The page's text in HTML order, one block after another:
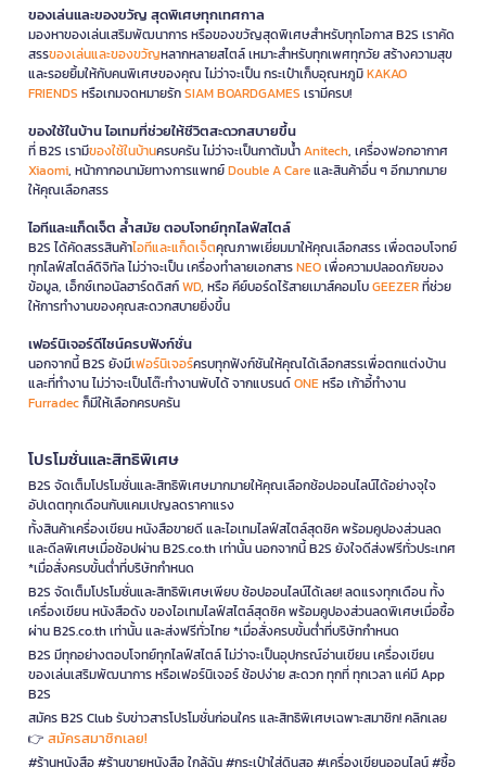
ของเล่นและของขวัญ สุดพิเศษทุกเทศกาล
มองหาของเล่นเสริมพัฒนาการ หรือของขวัญสุดพิเศษสำหรับทุกโอกาส B2S เราคัด
สรรของเล่นและของขวัญหลากหลายสไตล์ เหมาะสำหรับทุกเพศทุกวัย สร้างความสุข
และรอยยิ้มให้กับคนพิเศษของคุณ ไม่ว่าจะเป็น กระเป๋าเก็บอุณหภูมิKAKAO
FRIENDS หรือเกมจดหมายรักSIAM BOARDGAMES เรามีครบ!
ของใช้ในบ้าน ไอเทมที่ช่วยให้ชีวิตสะดวกสบายขึ้น
ที่ B2S เรามีของใช้ในบ้านครบครัน ไม่ว่าจะเป็นกาต้มน้ำAnitech, เครื่องฟอกอากาศ
Xiaomi, หน้ากากอนามัยทางการแพทย์Double A Careและสินค้าอื่น ๆ อีกมากมาย
ให้คุณเลือกสรร
ไอทีและแก็ดเจ็ต ล้ำสมัย ตอบโจทย์ทุกไลฟ์สไตล์
B2S ได้คัดสรรสินค้าไอทีและแก็ดเจ็ตคุณภาพเยี่ยมมาให้คุณเลือกสรร เพื่อตอบโจทย์
ทุกไลฟ์สไตล์ดิจิทัล ไม่ว่าจะเป็น เครื่องทำลายเอกสารNEOเพื่อความปลอดภัยของ
ข้อมูล, เอ็กซ์เทอนัลฮาร์ดดิสก์WD, หรือ คีย์บอร์ดไร้สายเมาส์คอมโบGEEZERที่ช่วย
ให้การทำงานของคุณสะดวกสบายยิ่งขึ้น
เฟอร์นิเจอร์ดีไซน์ครบฟังก์ชั่น
นอกจากนี้ B2S ยังมีเฟอร์นิเจอร์ครบทุกฟังก์ชันให้คุณได้เลือกสรรเพื่อตกแต่งบ้าน
และที่ทำงาน ไม่ว่าจะเป็นโต๊ะทำงานพับได้ จากแบรนด์ONEหรือ เก้าอี้ทำงาน
Furradecก็มีให้เลือกครบครัน
โปรโมชั่นและสิทธิพิเศษ
B2S จัดเต็มโปรโมชั่นและสิทธิพิเศษมากมายให้คุณเลือกช้อปออนไลน์ได้อย่างจุใจ
อัปเดตทุกเดือนกับแคมเปญลดราคาแรง
ทั้งสินค้าเครื่องเขียน หนังสือขายดี และไอเทมไลฟ์สไตล์สุดชิค พร้อมคูปองส่วนลด
และดีลพิเศษเมื่อช้อปผ่าน B2S.co.th เท่านั้น นอกจากนี้ B2S ยังใจดีส่งฟรีทั่วประเทศ
*เมื่อสั่งครบขั้นต่ำที่บริษัทกำหนด
B2S จัดเต็มโปรโมชั่นและสิทธิพิเศษเพียบ ช้อปออนไลน์ได้เลย! ลดแรงทุกเดือน ทั้ง
เครื่องเขียน หนังสือดัง ของไอเทมไลฟ์สไตล์สุดชิค พร้อมคูปองส่วนลดพิเศษเมื่อซื้อ
ผ่าน B2S.co.th เท่านั้น และส่งฟรีทั่วไทย *เมื่อสั่งครบขั้นต่ำที่บริษัทกำหนด
B2S มีทุกอย่างตอบโจทย์ทุกไลฟ์สไตล์ ไม่ว่าจะเป็นอุปกรณ์อ่านเขียน เครื่องเขียน
ของเล่นเสริมพัฒนาการ หรือเฟอร์นิเจอร์ ช้อปง่าย สะดวก ทุกที่ ทุกเวลา แค่มี App
B2S
สมัคร B2S Club รับข่าวสารโปรโมชั่นก่อนใคร และสิทธิพิเศษเฉพาะสมาชิก! คลิกเลย
👉 สมัครสมาชิกเลย!
#ร้านหนังสือ #ร้านขายหนังสือ ใกล้ฉัน #กระเป๋าใส่ดินสอ #เครื่องเขียนออนไลน์ #ซื้อ